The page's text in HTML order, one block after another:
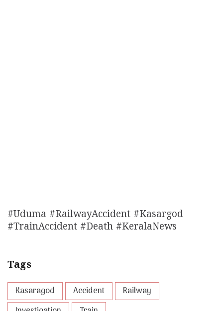
#Uduma #RailwayAccident #Kasargod
#TrainAccident #Death #KeralaNews
Tags
Kasaragod Accident
Railway